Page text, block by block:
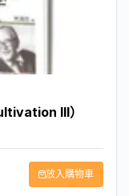
III）
放入購物車